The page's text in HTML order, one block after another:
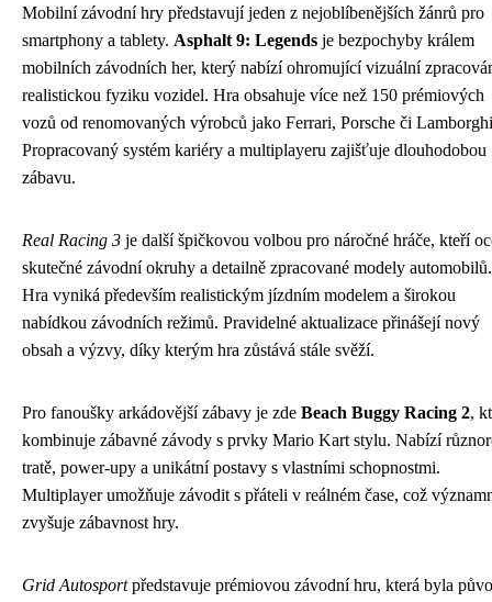
Mobilní závodní hry představují jeden z nejoblíbenějších žánrů pro
smartphony a tablety. Asphalt 9: Legends je bezpochyby králem
mobilních závodních her, který nabízí ohromující vizuální
realistickou fyziku vozidel. Hra obsahuje více než 150 prémiových
vozů od renomovaných výrobců jako Ferrari, Porsche či
Propracovaný systém kariéry a multiplayeru zajišťuje dlouhodobou
zábavu.
Real Racing 3 je další špičkovou volbou pro náročné hráče, kteří
skutečné závodní okruhy a detailně zpracované modely automobilů.
Hra vyniká především realistickým jízdním modelem a širokou
nabídkou závodních režimů. Pravidelné aktualizace přinášejí nový
obsah a výzvy, díky kterým hra zůstává stále svěží.
Pro fanoušky arkádovější zábavy je zde Beach Buggy Racing 2,
kombinuje zábavné závody s prvky Mario Kart stylu. Nabízí
tratě, power-upy a unikátní postavy s vlastními schopnostmi.
Multiplayer umožňuje závodit s přáteli v reálném čase, což
zvyšuje zábavnost hry.
Grid Autosportpředstavuje prémiovou závodní hru, která byla